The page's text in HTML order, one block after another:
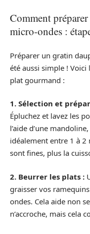
Comment
micro-ondes :
Préparer un gratin
été aussi simple !
plat gourmand :
1. Sélection et
Épluchez et lavez les
l’aide d’une
idéalement entre 1 à 2
sont fines, plus la
2. Beurrer les plats :
graisser vos
ondes. Cela aide non
n’accroche, mais cela